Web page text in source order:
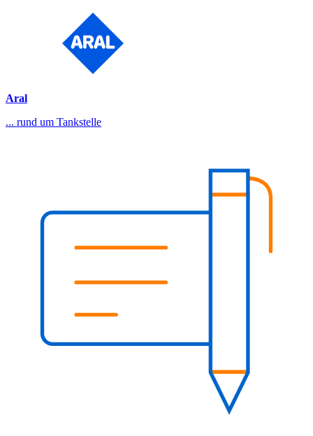
Aral
... rund um Tankstelle